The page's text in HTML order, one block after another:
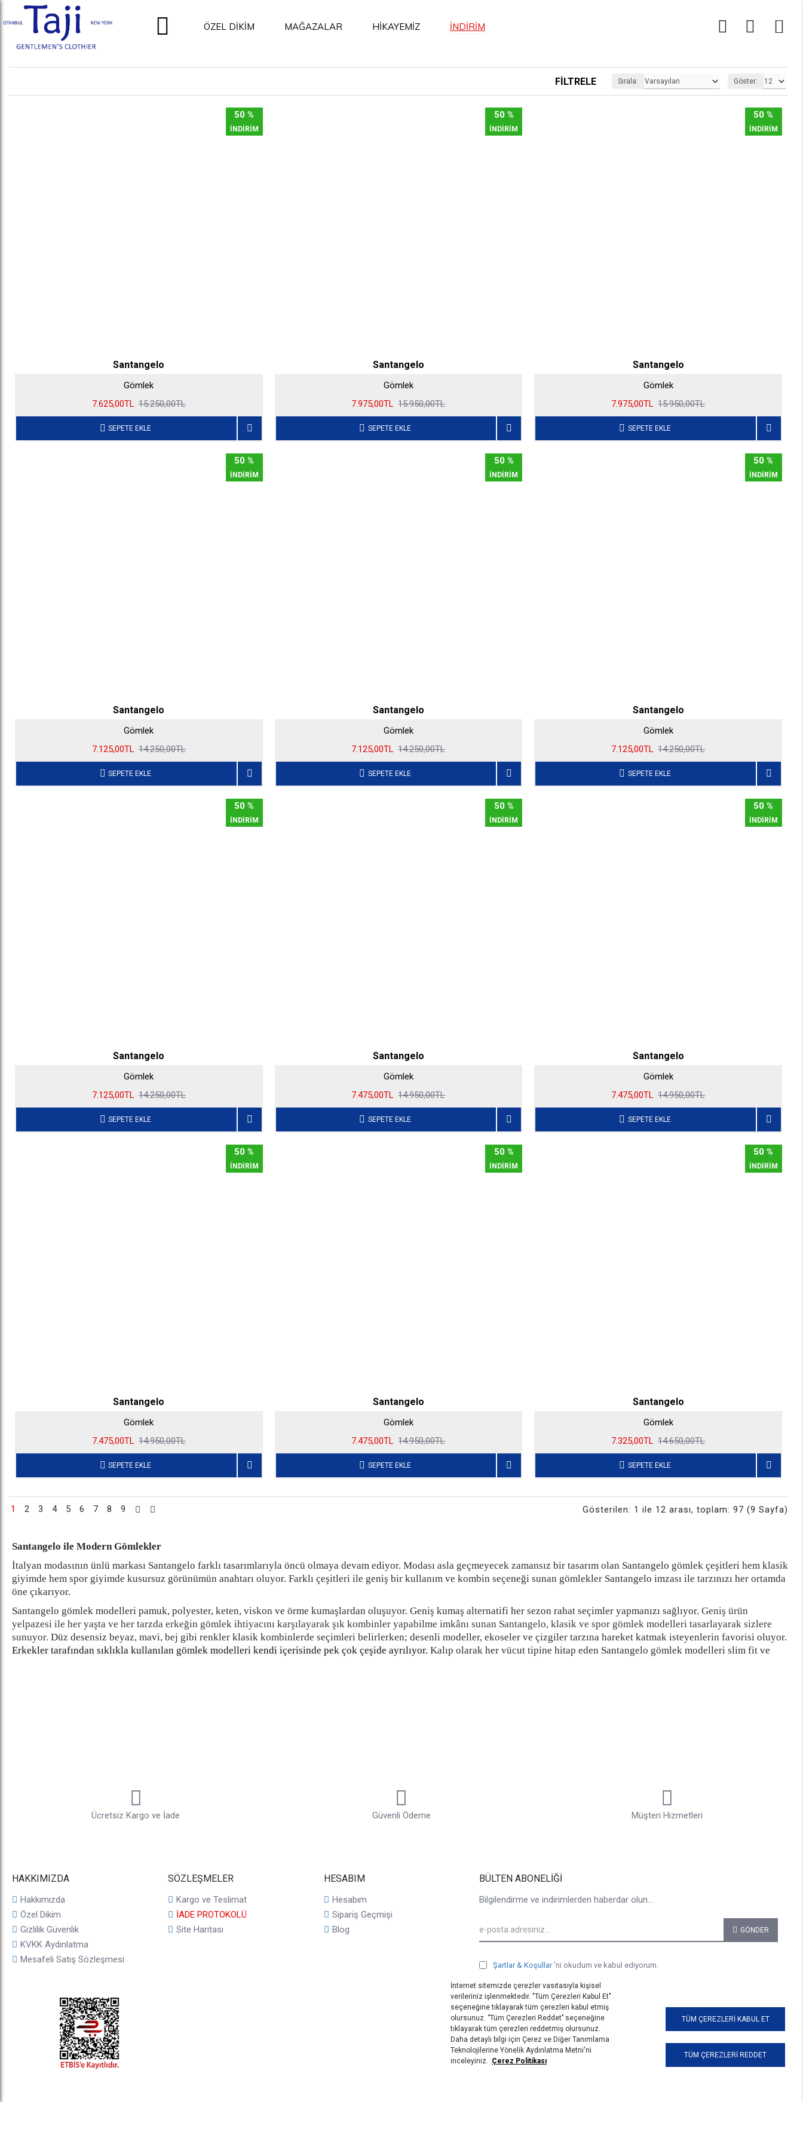
ÖZEL DİKİM MAĞAZALAR HİKAYEMİZ İNDİRİM
FILTRELE Sırala: Göster:
İNDİRİM
50 %
Santangelo
Gömlek
7.625,00TL 15.250,00TL
SEPETE EKLE
İNDİRİM
50 %
Santangelo
Gömlek
7.975,00TL 15.950,00TL
SEPETE EKLE
İNDİRİM
50 %
Santangelo
Gömlek
7.975,00TL 15.950,00TL
SEPETE EKLE
İNDİRİM
50 %
Santangelo
Gömlek
7.125,00TL 14.250,00TL
SEPETE EKLE
İNDİRİM
50 %
Santangelo
Gömlek
7.125,00TL 14.250,00TL
SEPETE EKLE
İNDİRİM
50 %
Santangelo
Gömlek
7.125,00TL 14.250,00TL
SEPETE EKLE
İNDİRİM
50 %
Santangelo
Gömlek
7.125,00TL 14.250,00TL
SEPETE EKLE
İNDİRİM
50 %
Santangelo
Gömlek
7.475,00TL 14.950,00TL
SEPETE EKLE
İNDİRİM
50 %
Santangelo
Gömlek
7.475,00TL 14.950,00TL
SEPETE EKLE
İNDİRİM
50 %
Santangelo
Gömlek
7.475,00TL 14.950,00TL
SEPETE EKLE
İNDİRİM
50 %
Santangelo
Gömlek
7.475,00TL 14.950,00TL
SEPETE EKLE
İNDİRİM
50 %
Santangelo
Gömlek
7.325,00TL 14.650,00TL
SEPETE EKLE
1 2 3 4 5 6 7 8 9 Gösterilen: 1 ile 12 arası, toplam: 97 (9 Sayfa)
Santangelo ile Modern Gömlekler
İtalyan modasının ünlü markası Santangelo farklı tasarımlarıyla öncü olmaya devam ediyor. Modası asla geçmeyecek zamansız bir tasarım olan Santangelo gömlek çeşitleri hem klasik
giyimde hem spor giyimde kusursuz görünümün anahtarı oluyor. Farklı çeşitleri ile geniş bir kullanım ve kombin seçeneği sunan gömlekler Santangelo imzası ile tarzınızı her ortamda
öne çıkarıyor.
Santangelo gömlek modelleri pamuk, polyester, keten, viskon ve örme kumaşlardan oluşuyor. Geniş kumaş alternatifi her sezon rahat seçimler yapmanızı sağlıyor. Geniş ürün
yelpazesi ile her yaşta ve her tarzda erkeğin gömlek ihtiyacını karşılayarak şık kombinler yapabilme imkânı sunan Santangelo, klasik ve spor gömlek modelleri tasarlayarak sizlere
sunuyor. Düz desensiz beyaz, mavi, bej gibi renkler klasik kombinlerde seçimleri belirlerken; desenli modeller, ekoseler ve çizgiler tarzına hareket katmak isteyenlerin favorisi oluyor.
Erkekler tarafından sıklıkla kullanılan gömlek modelleri kendi içerisinde pek çok çeşide ayrılıyor. Kalıp olarak her vücut tipine hitap eden Santangelo gömlek modelleri slim fit ve
Santangelo gömlek modelleri farklı renk seçenekleri, farklı kalıp ve kesimleri ile bedeninize ve tarzınıza uygun olacak şekilde seçmenize imkan tanıyor.
Ücretsiz Kargo ve İade Güvenli Ödeme Müşteri Hizmetleri
HAKKIMIZDA
Hakkımızda
Özel Dikim
Gizlilik Güvenlik
KVKK Aydınlatma
Mesafeli Satış Sözleşmesi
SÖZLEŞMELER
Kargo ve Teslimat
İADE PROTOKOLÜ
Site Haritası
HESABIM
Hesabım
Sipariş Geçmişi
Blog
BÜLTEN ABONELIĞI
Bilgilendirme ve indirimlerden haberdar olun...
GÖNDER
Şartlar & Koşullar 'ni okudum ve kabul ediyorum.
TÜM ÇEREZLERI KABUL ET
İnternet sitemizde çerezler vasıtasıyla kişisel
verileriniz işlenmektedir. "Tüm Çerezleri Kabul Et"
seçeneğine tıklayarak tüm çerezleri kabul etmiş
olursunuz. ‘’Tüm Çerezleri Reddet’’ seçeneğine
tıklayarak tüm çerezleri reddetmiş olursunuz.
Daha detaylı bilgi için Çerez ve Diğer Tanımlama
Teknolojilerine Yönelik Aydınlatma Metni'ni
inceleyiniz. :Çerez Politikası
TÜM ÇEREZLERI REDDET